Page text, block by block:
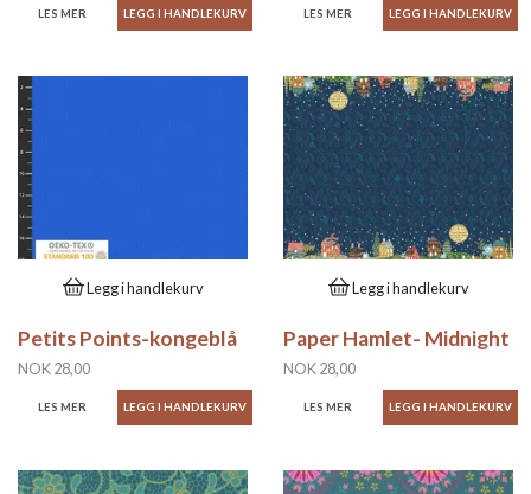
LES MER LES MER
Legg i handlekurv
Petits Points-kongeblå
NOK 28,00
LES MER
Legg i handlekurv
Paper Hamlet- Midnight
NOK 28,00
LES MER